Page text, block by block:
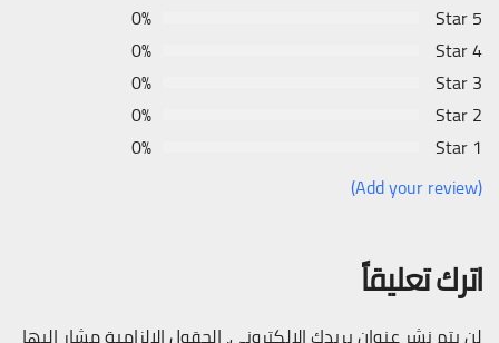
5 Star
0%
4 Star
0%
3 Star
0%
2 Star
0%
1 Star
0%
(Add your review)
اترك تعليقاً